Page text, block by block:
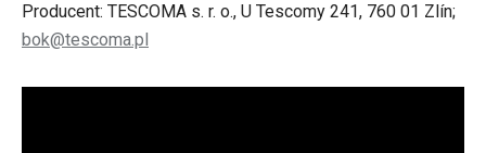
Producent: TESCOMA s. r. o., U Tescomy 241, 760 01 Zlín;
bok@tescoma.pl